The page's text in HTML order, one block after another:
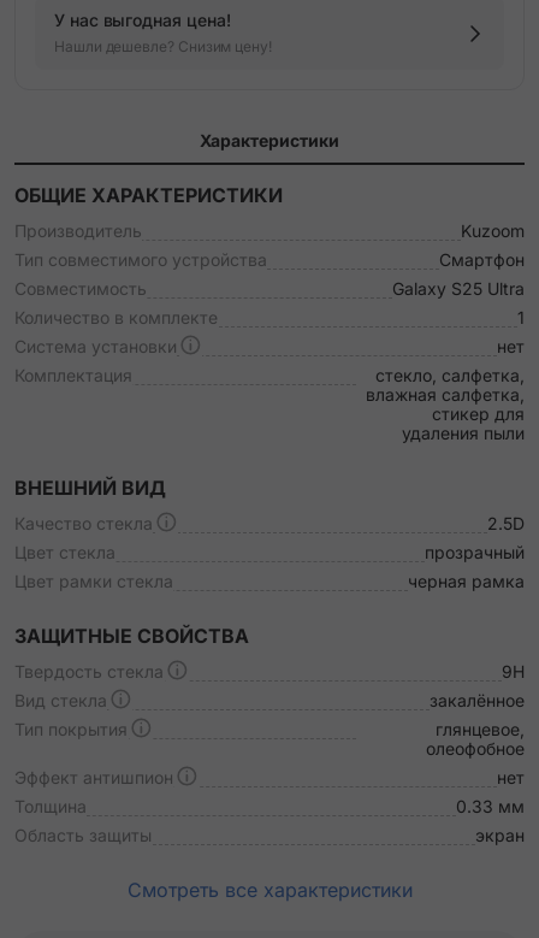
У нас выгодная цена!
Нашли дешевле? Снизим цену!
Характеристики
ОБЩИЕ ХАРАКТЕРИСТИКИ
Производитель
Kuzoom
Тип совместимого устройства
Смартфон
Совместимость
Galaxy S25 Ultra
Количество в комплекте
1
Система установки
нет
Комплектация
стекло, салфетка,
влажная салфетка,
стикер для
удаления пыли
ВНЕШНИЙ ВИД
Качество стекла
2.5D
Цвет стекла
прозрачный
Цвет рамки стекла
черная рамка
ЗАЩИТНЫЕ СВОЙСТВА
Твердость стекла
9H
Вид стекла
закалённое
Тип покрытия
глянцевое,
олеофобное
Эффект антишпион
нет
Толщина
0.33 мм
Область защиты
экран
Смотреть все характеристики